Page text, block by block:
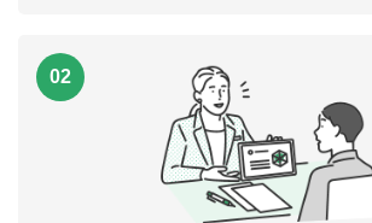
02